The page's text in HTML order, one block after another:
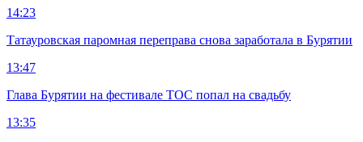
14:23
Татауровская паромная переправа снова заработала в Бурятии
13:47
Глава Бурятии на фестивале ТОС попал на свадьбу
13:35